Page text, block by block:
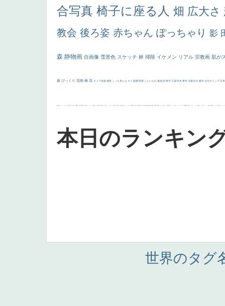
合写真 椅子に座る人 畑 広大さ
教会 後ろ姿 赤ちゃん ぽっちゃり 影
森 静物画 自画像 雪景色 スケッチ 林 掃除 イケメン リアル 宗教画 肌が
厳 びっくり 花畑 橋 花 カメラ目線 補色 こっち見んな キス 庭園 部屋 こんにちわ 素描 塔 青空 工場 巨木 青年 太陽 壮大 着衣 古代ギリシア 日
画質 last ヴィーナス 剣 白人少女 食事中 山本芳翠 麦 alciato ハーレム 女神 ローマ教皇 奥行き 火起こし シスター 東方の三博士 114514 かっこいい 受胎告知 天から覗き込む顔 設計図 挿絵 群衆 親子 裸婦 可愛い ピサロ ＃名画で学ぶ「たるみ」 ニーソックス 躍動感 黄色 こわい コート 畦道 レンブラント・ sekkusu 暖かい バブみ 靴下 ショッ
本日のランキン
世界のタグ